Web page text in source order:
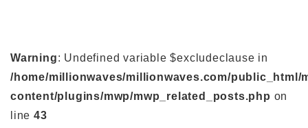
Warning: Undefined variable $excludeclause in
/home/millionwaves/millionwaves.com/public_html/
content/plugins/mwp/mwp_related_posts.php on
line 43